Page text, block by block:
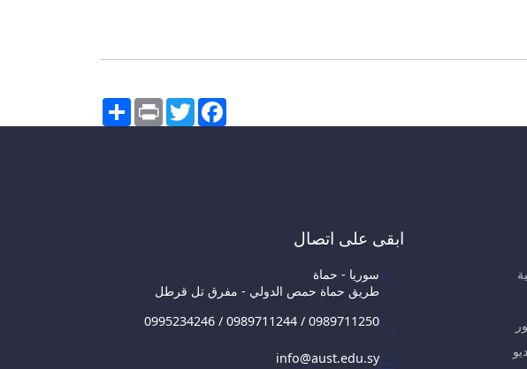
Share PrintTwitterFacebook
ابقى على اتصال
سوريا - حماة
طريق حماة حمص الدولي - مفرق تل قرطل
0995234246 / 0989711244 / 0989711250
info@aust.edu.sy